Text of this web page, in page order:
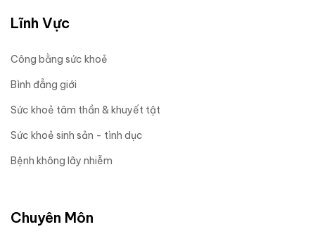
Lĩnh Vực
Công bằng sức khoẻ
Bình đẳng giới
Sức khoẻ tâm thần & khuyết tật
Sức khoẻ sinh sản - tình dục
Bệnh không lây nhiễm
Chuyên Môn